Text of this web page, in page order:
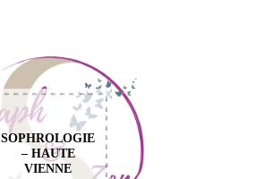
SOPHROLOGIE
– HAUTE
VIENNE